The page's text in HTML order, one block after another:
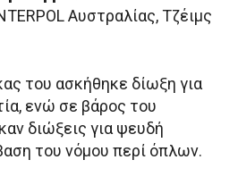
Αυστραλίας, Τζέιμς
του ασκήθηκε δίωξη για
ενώ σε βάρος του
διώξεις για ψευδή
του νόμου περί όπλων.